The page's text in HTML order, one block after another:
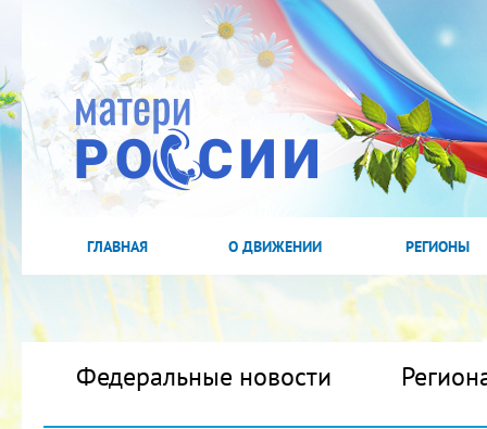
ГЛАВНАЯ О ДВИЖЕНИИ РЕГИОНЫ
Федеральные новости